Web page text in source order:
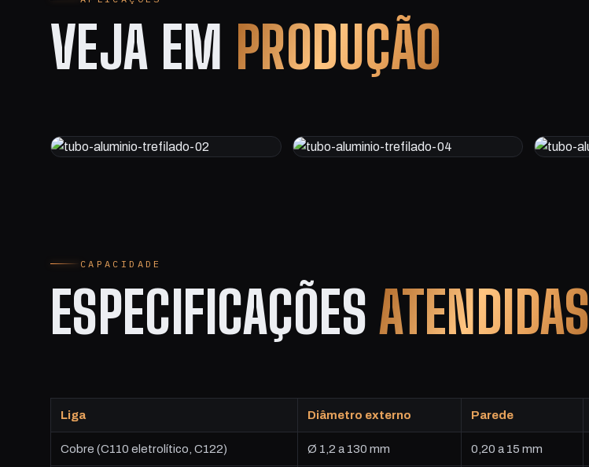
VEJA EM PRODUÇÃO
CAPACIDADE
ESPECIFICAÇÕES ATENDIDAS
Liga Diâmetro externo Parede
Cobre (C110 eletrolítico, C122) Ø 1,2 a 130 mm 0,20 a 15 mm